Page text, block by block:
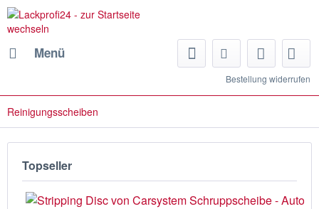
Menü
Bestellung widerrufen
Reinigungsscheiben
Topseller